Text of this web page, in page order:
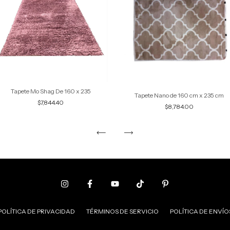
Tapete Mo Shag De 160 x 235
$7,844.40
Tapete Nano de 160 cm x 235 cm
$8,784.00
DE PRIVACIDAD TÉRMINOS DE SERVICIO POLÍTICA DE